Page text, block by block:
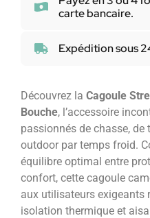
carte bancaire.
Expédition sous
Découvrez la Cagoule
Bouche, l’accessoire
passionnés de chasse, de
outdoor par temps froid.
équilibre optimal entre
confort, cette cagoule
aux utilisateurs exigeants
isolation thermique et